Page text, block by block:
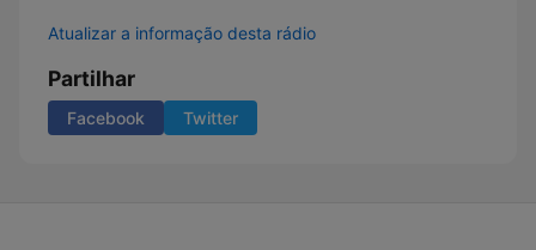
Atualizar a informação desta rádio
Partilhar
Facebook Twitter